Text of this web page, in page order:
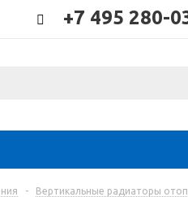
+7 495 280-
- Вертикальные радиаторы